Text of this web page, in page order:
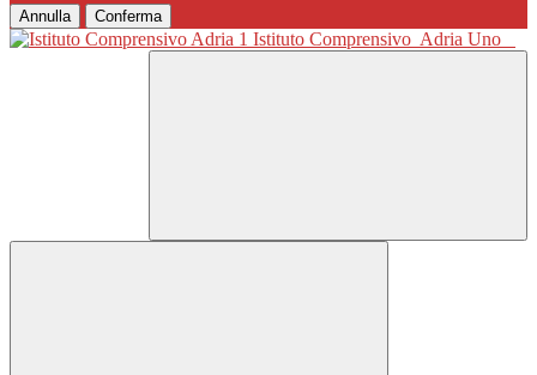
Annulla Conferma
Istituto Comprensivo Adria Uno